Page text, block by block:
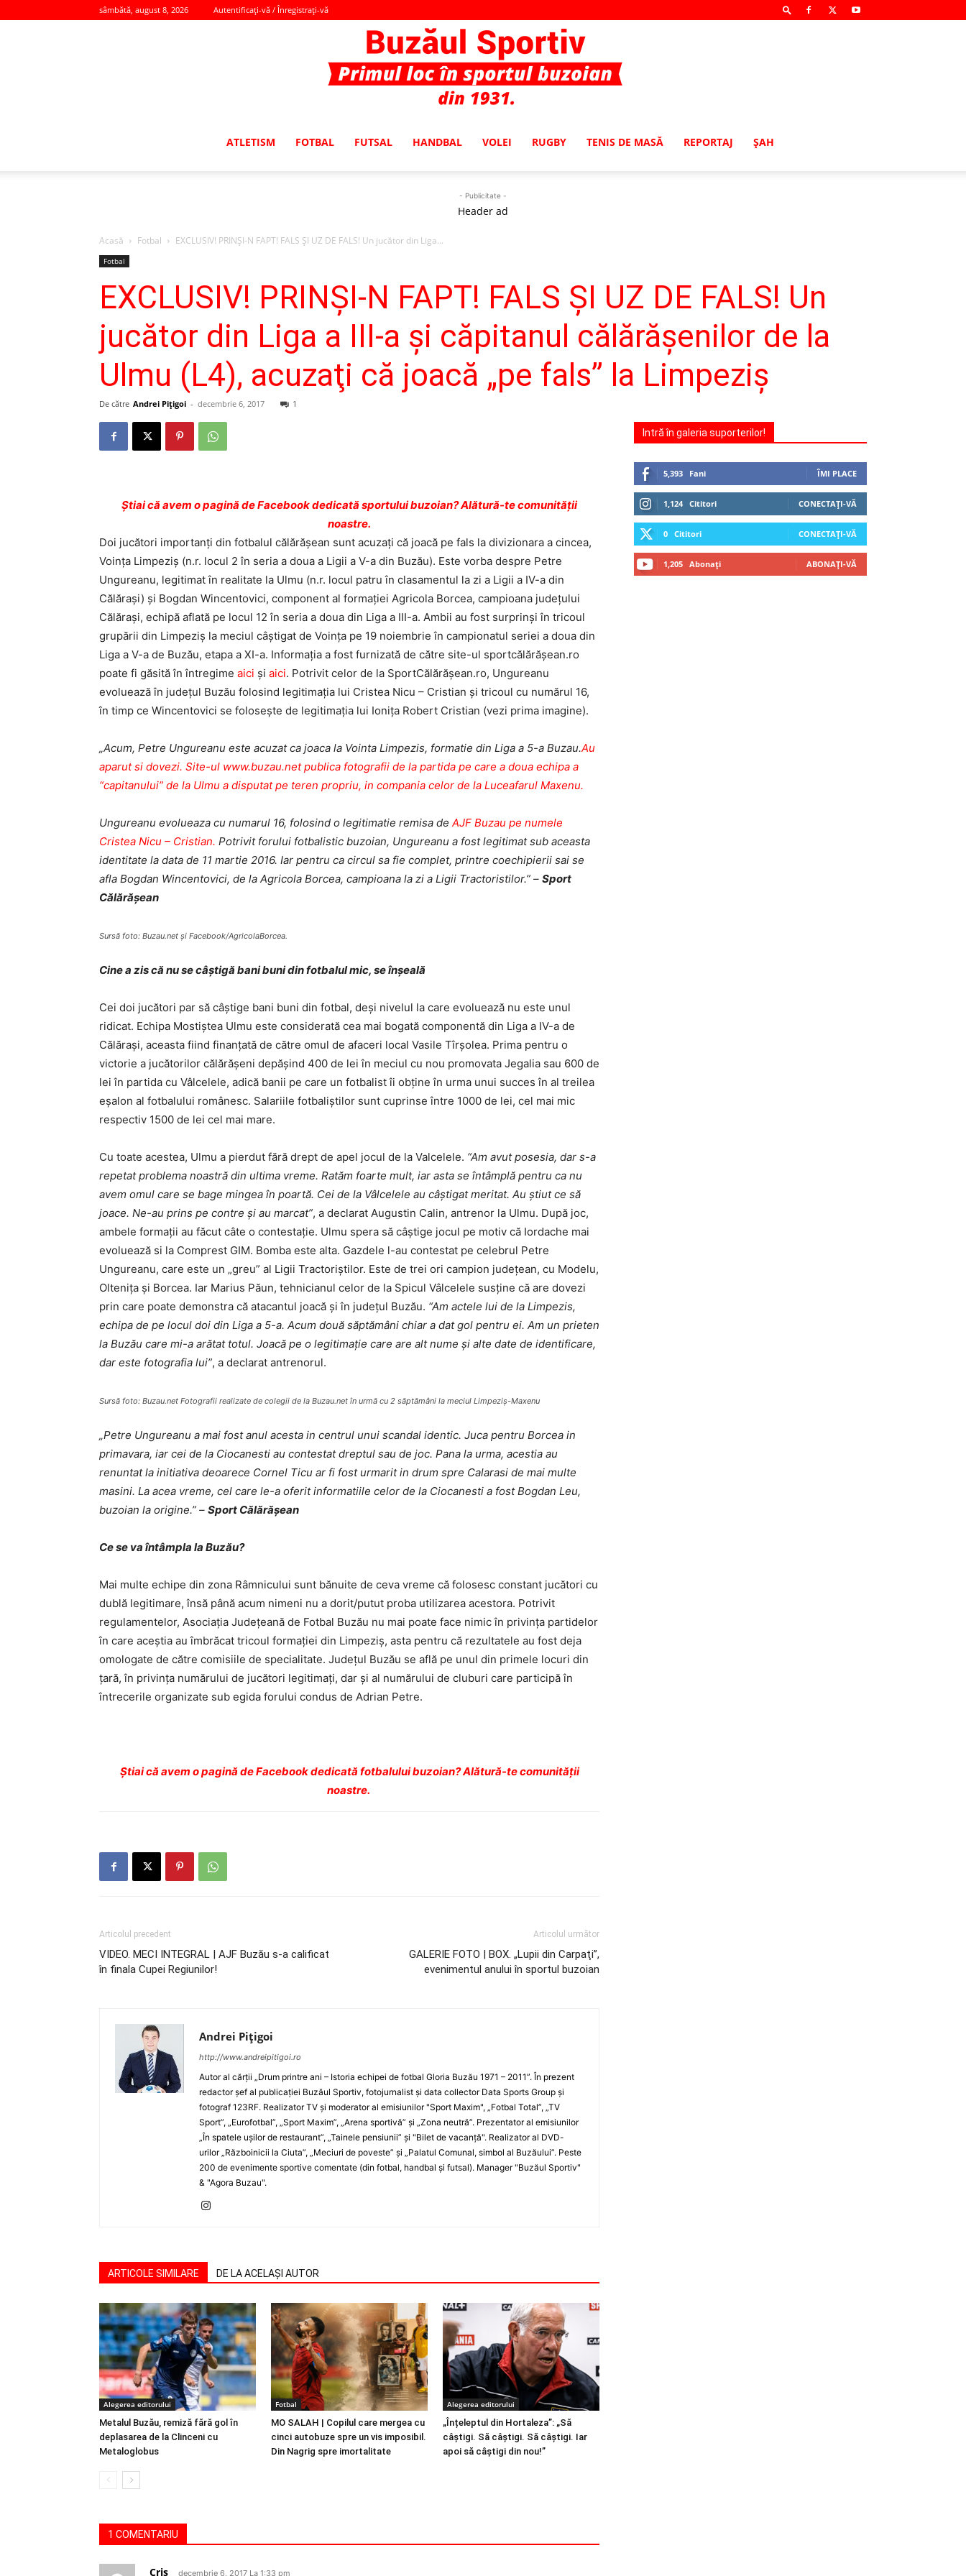
sâmbătă, august 8, 2026 Autentificați-vă / Înregistrați-vă
ATLETISM FOTBAL FUTSAL HANDBAL VOLEI RUGBY TENIS DE MASĂ REPORTAJ ŞAH
- Publicitate -
Header ad
Acasă Fotbal EXCLUSIV! PRINŞI-N FAPT! FALS ŞI UZ DE FALS! Un jucător din Liga...
Fotbal
EXCLUSIV! PRINŞI-N FAPT! FALS ŞI UZ DE FALS! Un
jucător din Liga a III-a şi căpitanul călărăşenilor de la
Ulmu (L4), acuzaţi că joacă „pe fals” la Limpeziş
De către Andrei Pițigoi - decembrie 6, 2017 1
Ştiai că avem o pagină de Facebook dedicată sportului buzoian? Alătură-te comunității
noastre.
Doi jucători importanţi din fotbalul călărăşean sunt acuzaţi că joacă pe fals la divizionara a cincea,
Voinţa Limpeziş (n.r. locul 2 în seria a doua a Ligii a V-a din Buzău). Este vorba despre Petre
Ungureanu, legitimat în realitate la Ulmu (n.r. locul patru în clasamentul la zi a Ligii a IV-a din
Călăraşi) şi Bogdan Wincentovici, component al formaţiei Agricola Borcea, campioana judeţului
Călăraşi, echipă aflată pe locul 12 în seria a doua din Liga a III-a. Ambii au fost surprinşi în tricoul
grupării din Limpeziş la meciul câştigat de Voinţa pe 19 noiembrie în campionatul seriei a doua din
Liga a V-a de Buzău, etapa a XI-a. Informaţia a fost furnizată de către site-ul sportcălărăşean.ro
poate fi găsită în întregime aici şi aici. Potrivit celor de la SportCălărăşean.ro, Ungureanu
evoluează în judeţul Buzău folosind legitimaţia lui Cristea Nicu – Cristian şi tricoul cu numărul 16,
în timp ce Wincentovici se foloseşte de legitimaţia lui Ioniţa Robert Cristian (vezi prima imagine).
„Acum, Petre Ungureanu este acuzat ca joaca la Vointa Limpezis, formatie din Liga a 5-a Buzau.Au
aparut si dovezi. Site-ul www.buzau.net publica fotografii de la partida pe care a doua echipa a
“capitanului” de la Ulmu a disputat pe teren propriu, in compania celor de la Luceafarul Maxenu.
Ungureanu evolueaza cu numarul 16, folosind o legitimatie remisa de AJF Buzau pe numele
Cristea Nicu – Cristian. Potrivit forului fotbalistic buzoian, Ungureanu a fost legitimat sub aceasta
identitate la data de 11 martie 2016. Iar pentru ca circul sa fie complet, printre coechipierii sai se
afla Bogdan Wincentovici, de la Agricola Borcea, campioana la zi a Ligii Tractoristilor.” – Sport
Călărăşean
Sursă foto: Buzau.net şi Facebook/AgricolaBorcea.
Cine a zis că nu se câştigă bani buni din fotbalul mic, se înşeală
Cei doi jucători par să câştige bani buni din fotbal, deşi nivelul la care evoluează nu este unul
ridicat. Echipa Mostiştea Ulmu este considerată cea mai bogată componentă din Liga a IV-a de
Călăraşi, aceasta fiind finanţată de către omul de afaceri local Vasile Tîrşolea. Prima pentru o
victorie a jucătorilor călărăşeni depăşind 400 de lei în meciul cu nou promovata Jegalia sau 600 de
lei în partida cu Vâlcelele, adică banii pe care un fotbalist îi obţine în urma unui succes în al treilea
eşalon al fotbalului românesc. Salariile fotbaliştilor sunt cuprinse între 1000 de lei, cel mai mic
respectiv 1500 de lei cel mai mare.
Cu toate acestea, Ulmu a pierdut fără drept de apel jocul de la Valcelele. “Am avut posesia, dar s-a
repetat problema noastră din ultima vreme. Ratăm foarte mult, iar asta se întâmplă pentru ca nu
avem omul care se bage mingea în poartă. Cei de la Vâlcelele au câştigat meritat. Au ştiut ce să
joace. Ne-au prins pe contre şi au marcat”, a declarat Augustin Calin, antrenor la Ulmu. După joc,
ambele formaţii au făcut câte o contestaţie. Ulmu spera să câştige jocul pe motiv că Iordache mai
evoluează si la Comprest GIM. Bomba este alta. Gazdele l-au contestat pe celebrul Petre
Ungureanu, care este un „greu” al Ligii Tractoriştilor. Este de trei ori campion judeţean, cu Modelu,
Olteniţa şi Borcea. Iar Marius Păun, tehnicianul celor de la Spicul Vâlcelele susţine că are dovezi
prin care poate demonstra că atacantul joacă şi în judeţul Buzău. “Am actele lui de la Limpezis,
echipa de pe locul doi din Liga a 5-a. Acum două săptămâni chiar a dat gol pentru ei. Am un prieten
la Buzău care mi-a arătat totul. Joacă pe o legitimaţie care are alt nume şi alte date de identificare,
dar este fotografia lui”, a declarat antrenorul.
Sursă foto: Buzau.net Fotografii realizate de colegii de la Buzau.net în urmă cu 2 săptămâni la meciul Limpeziş-Maxenu
„Petre Ungureanu a mai fost anul acesta in centrul unui scandal identic. Juca pentru Borcea in
primavara, iar cei de la Ciocanesti au contestat dreptul sau de joc. Pana la urma, acestia au
renuntat la initiativa deoarece Cornel Ticu ar fi fost urmarit in drum spre Calarasi de mai multe
masini. La acea vreme, cel care le-a oferit informatiile celor de la Ciocanesti a fost Bogdan Leu,
buzoian la origine.” – Sport Călărăşean
Ce se va întâmpla la Buzău?
Mai multe echipe din zona Râmnicului sunt bănuite de ceva vreme că folosesc constant jucători cu
dublă legitimare, însă până acum nimeni nu a dorit/putut proba utilizarea acestora. Potrivit
regulamentelor, Asociaţia Judeţeană de Fotbal Buzău nu mai poate face nimic în privinţa partidelor
în care aceştia au îmbrăcat tricoul formaţiei din Limpeziş, asta pentru că rezultatele au fost deja
omologate de către comisiile de specialitate. Judeţul Buzău se află pe unul din primele locuri din
ţară, în privinţa numărului de jucători legitimaţi, dar şi al numărului de cluburi care participă în
întrecerile organizate sub egida forului condus de Adrian Petre.
Ştiai că avem o pagină de Facebook dedicată fotbalului buzoian? Alătură-te comunității
noastre.
Articolul precedent
VIDEO. MECI INTEGRAL | AJF Buzău s-a calificat
în finala Cupei Regiunilor!
Articolul următor
GALERIE FOTO | BOX. „Lupii din Carpaţi”,
evenimentul anului în sportul buzoian
Andrei Pițigoi
http://www.andreipitigoi.ro
Autor al cărţii „Drum printre ani – Istoria echipei de fotbal Gloria Buzău 1971 – 2011”. În prezent
redactor şef al publicaţiei Buzăul Sportiv, fotojurnalist şi data collector Data Sports Group şi
fotograf 123RF. Realizator TV şi moderator al emisiunilor "Sport Maxim", „Fotbal Total”, „TV
Sport”, „Eurofotbal”, „Sport Maxim”, „Arena sportivă” şi „Zona neutră”. Prezentator al emisiunilor
„În spatele uşilor de restaurant”, „Tainele pensiunii” şi "Bilet de vacanţă". Realizator al DVD-
urilor „Războinicii la Ciuta”, „Meciuri de poveste” şi „Palatul Comunal, simbol al Buzăului”. Peste
200 de evenimente sportive comentate (din fotbal, handbal şi futsal). Manager "Buzăul Sportiv"
& "Agora Buzau".
ARTICOLE SIMILARE DE LA ACELAȘI AUTOR
Alegerea editorului
Metalul Buzău, remiză fără gol în
deplasarea de la Clinceni cu
Metaloglobus
Fotbal
MO SALAH | Copilul care mergea cu
cinci autobuze spre un vis imposibil.
Din Nagrig spre imortalitate
Alegerea editorului
„Înțeleptul din Hortaleza”: „Să
câștigi. Să câștigi. Să câștigi. Iar
apoi să câștigi din nou!”
1 COMENTARIU
Cris decembrie 6, 2017 La 1:33 pm
Intră în galeria suporterilor!
5,393 Fani ÎMI PLACE
1,124 Cititori CONECTAȚI-VĂ
0 Cititori CONECTAȚI-VĂ
1,205 Abonați ABONAȚI-VĂ